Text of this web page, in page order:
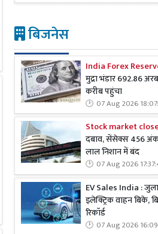
बिजनेस
India Forex
मुद्रा भंडार 692.86
करीब पहुंचा
07 Aug 2026
Stock market
दबाव, सेंसेक्स 456 अंक
लाल निशान में बंद
07 Aug 2026
EV Sales India :
इलेक्ट्रिक वाहन बिके,
रिकॉर्ड
07 Aug 2026